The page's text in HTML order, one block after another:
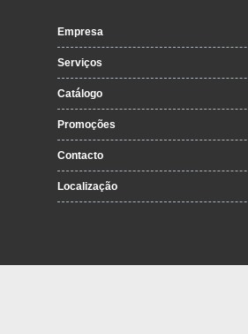
Empresa
Serviços
Catálogo
Promoções
Contacto
Localização